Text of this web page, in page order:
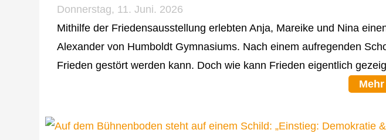
Donnerstag, 11. Juni. 2026
Mithilfe der Friedensausstellung erlebten Anja, Mareike und Nina
Alexander von Humboldt Gymnasiums. Nach einem aufregenden
Frieden gestört werden kann. Doch wie kann Frieden eigentlich